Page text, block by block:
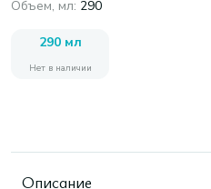
Объем, мл: 290
290 мл
Нет в наличии
Описание